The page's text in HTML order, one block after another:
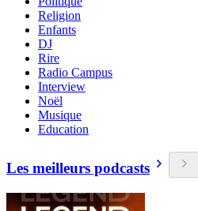
Religion
Enfants
DJ
Rire
Radio Campus
Interview
Noël
Musique
Education
Les meilleurs podcasts